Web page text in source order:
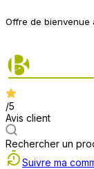
Offre de bienvenue
/5
Avis client
Rechercher un
Suivre ma